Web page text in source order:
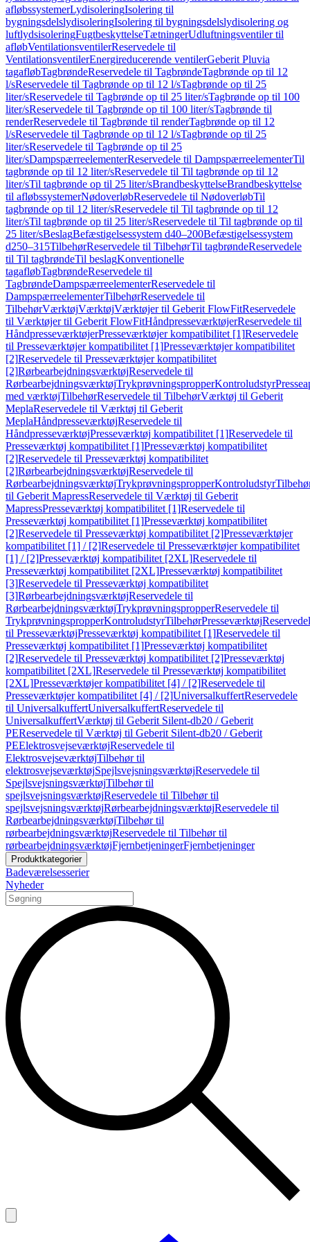
afløbssystemerLydisoleringIsolering til
bygningsdelslydisoleringIsolering til bygningsdelslydisolering og
luftlydsisoleringFugtbeskyttelseTætningerUdluftningsventiler til
afløbVentilationsventilerReservedele til
VentilationsventilerEnergireducerende ventilerGeberit Pluvia
tagafløbTagbrøndeReservedele til TagbrøndeTagbrønde op til 12
l/sReservedele til Tagbrønde op til 12 l/sTagbrønde op til 25
liter/sReservedele til Tagbrønde op til 25 liter/sTagbrønde op til 100
liter/sReservedele til Tagbrønde op til 100 liter/sTagbrønde til
renderReservedele til Tagbrønde til renderTagbrønde op til 12
l/sReservedele til Tagbrønde op til 12 l/sTagbrønde op til 25
liter/sReservedele til Tagbrønde op til 25
liter/sDampspærreelementerReservedele til DampspærreelementerTil
tagbrønde op til 12 liter/sReservedele til Til tagbrønde op til 12
liter/sTil tagbrønde op til 25 liter/sBrandbeskyttelseBrandbeskyttelse
til afløbssystemerNødoverløbReservedele til NødoverløbTil
tagbrønde op til 12 liter/sReservedele til Til tagbrønde op til 12
liter/sTil tagbrønde op til 25 liter/sReservedele til Til tagbrønde op til
25 liter/sBeslagBefæstigelsessystem d40–200Befæstigelsessystem
d250–315TilbehørReservedele til TilbehørTil tagbrøndeReservedele
til Til tagbrøndeTil beslagKonventionelle
tagafløbTagbrøndeReservedele til
TagbrøndeDampspærreelementerReservedele til
DampspærreelementerTilbehørReservedele til
TilbehørVærktøjVærktøjVærktøjer til Geberit FlowFitReservedele
til Værktøjer til Geberit FlowFitHåndpresseværktøjerReservedele til
HåndpresseværktøjerPresseværktøjer kompatibilitet [1]Reservedele
til Presseværktøjer kompatibilitet [1]Presseværktøjer kompatibilitet
[2]Reservedele til Presseværktøjer kompatibilitet
[2]RørbearbejdningsværktøjReservedele til
RørbearbejdningsværktøjTrykprøvningspropperKontroludstyr
med værktøjTilbehørReservedele til TilbehørVærktøj til Geberit
MeplaReservedele til Værktøj til Geberit
MeplaHåndpresseværktøjReservedele til
HåndpresseværktøjPresseværktøj kompatibilitet [1]Reservedele til
Presseværktøj kompatibilitet [1]Presseværktøj kompatibilitet
[2]Reservedele til Presseværktøj kompatibilitet
[2]RørbearbejdningsværktøjReservedele til
RørbearbejdningsværktøjTrykprøvningspropperKontroludstyr
til Geberit MapressReservedele til Værktøj til Geberit
MapressPresseværktøj kompatibilitet [1]Reservedele til
Presseværktøj kompatibilitet [1]Presseværktøj kompatibilitet
[2]Reservedele til Presseværktøj kompatibilitet [2]Presseværktøjer
kompatibilitet [1] / [2]Reservedele til Presseværktøjer kompatibilitet
[1] / [2]Presseværktøj kompatibilitet [2XL]Reservedele til
Presseværktøj kompatibilitet [2XL]Presseværktøj kompatibilitet
[3]Reservedele til Presseværktøj kompatibilitet
[3]RørbearbejdningsværktøjReservedele til
RørbearbejdningsværktøjTrykprøvningspropperReservedele til
TrykprøvningspropperKontroludstyrTilbehørPresseværktøj
til PresseværktøjPresseværktøj kompatibilitet [1]Reservedele til
Presseværktøj kompatibilitet [1]Presseværktøj kompatibilitet
[2]Reservedele til Presseværktøj kompatibilitet [2]Presseværktøj
kompatibilitet [2XL]Reservedele til Presseværktøj kompatibilitet
[2XL]Presseværktøjer kompatibilitet [4] / [2]Reservedele til
Presseværktøjer kompatibilitet [4] / [2]UniversalkuffertReservedele
til UniversalkuffertUniversalkuffertReservedele til
UniversalkuffertVærktøj til Geberit Silent-db20 / Geberit
PEReservedele til Værktøj til Geberit Silent-db20 / Geberit
PEElektrosvejseværktøjReservedele til
ElektrosvejseværktøjTilbehør til
elektrosvejseværktøjSpejlsvejsningsværktøjReservedele til
SpejlsvejsningsværktøjTilbehør til
spejlsvejsningsværktøjReservedele til Tilbehør til
spejlsvejsningsværktøjRørbearbejdningsværktøjReservedele til
RørbearbejdningsværktøjTilbehør til
rørbearbejdningsværktøjReservedele til Tilbehør til
rørbearbejdningsværktøjFjernbetjeningerFjernbetjeninger
Produktkategorier
Badeværelsesserier
Nyheder